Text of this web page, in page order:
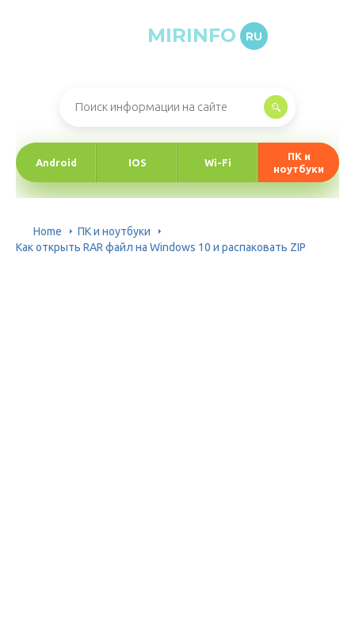
MIRINFO RU
Android IOS Wi-Fi
ПК и
ноутбуки
Home
ПК и ноутбуки
Как открыть RAR файл на Windows 10 и распаковать ZIP